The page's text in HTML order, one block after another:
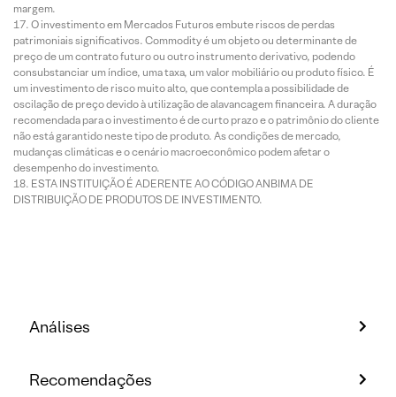
margem.
O investimento em Mercados Futuros embute riscos de perdas
patrimoniais significativos. Commodity é um objeto ou determinante de
preço de um contrato futuro ou outro instrumento derivativo, podendo
consubstanciar um índice, uma taxa, um valor mobiliário ou produto físico. É
um investimento de risco muito alto, que contempla a possibilidade de
oscilação de preço devido à utilização de alavancagem financeira. A duração
recomendada para o investimento é de curto prazo e o patrimônio do cliente
não está garantido neste tipo de produto. As condições de mercado,
mudanças climáticas e o cenário macroeconômico podem afetar o
desempenho do investimento.
ESTA INSTITUIÇÃO É ADERENTE AO CÓDIGO ANBIMA DE
DISTRIBUIÇÃO DE PRODUTOS DE INVESTIMENTO.
Análises
Recomendações